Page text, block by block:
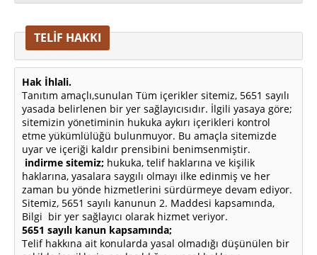
TELİF HAKKI
Hak İhlali.
Tanıtım amaçlı,sunulan Tüm içerikler sitemiz, 5651 sayılı
yasada belirlenen bir yer sağlayıcısıdır. İlgili yasaya göre;
sitemizin yönetiminin hukuka aykırı içerikleri kontrol
etme yükümlülüğü bulunmuyor. Bu amaçla sitemizde
uyar ve içeriği kaldır prensibini benimsenmiştir.
indirme sitemiz; hukuka, telif haklarına ve kişilik
haklarına, yasalara saygılı olmayı ilke edinmiş ve her
zaman bu yönde hizmetlerini sürdürmeye devam ediyor.
Sitemiz, 5651 sayılı kanunun 2. Maddesi kapsamında,
Bilgi bir yer sağlayıcı olarak hizmet veriyor.
5651 sayılı kanun kapsamında;
Telif hakkına ait konularda yasal olmadığı düşünülen bir